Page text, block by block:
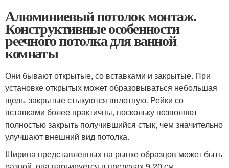
Алюминиевый потолок монтаж.
Конструктивные особенности
реечного потолка для ванной
комнаты
Они бывают открытые, со вставками и закрытые. При
установке открытых может образовываться небольшая
щель, закрытые стыкуются вплотную. Рейки со
вставками более практичны, поскольку позволяют
полностью закрыть получившийся стык, чем значительно
улучшают внешний вид потолка.
Ширина представленных на рынке образцов может быть